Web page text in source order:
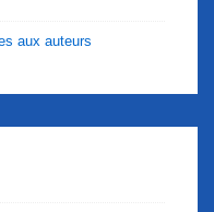
aux auteurs